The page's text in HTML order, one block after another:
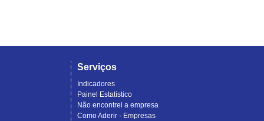
Serviços
Indicadores
Painel Estatístico
Não encontrei a empresa
Como Aderir - Empresas